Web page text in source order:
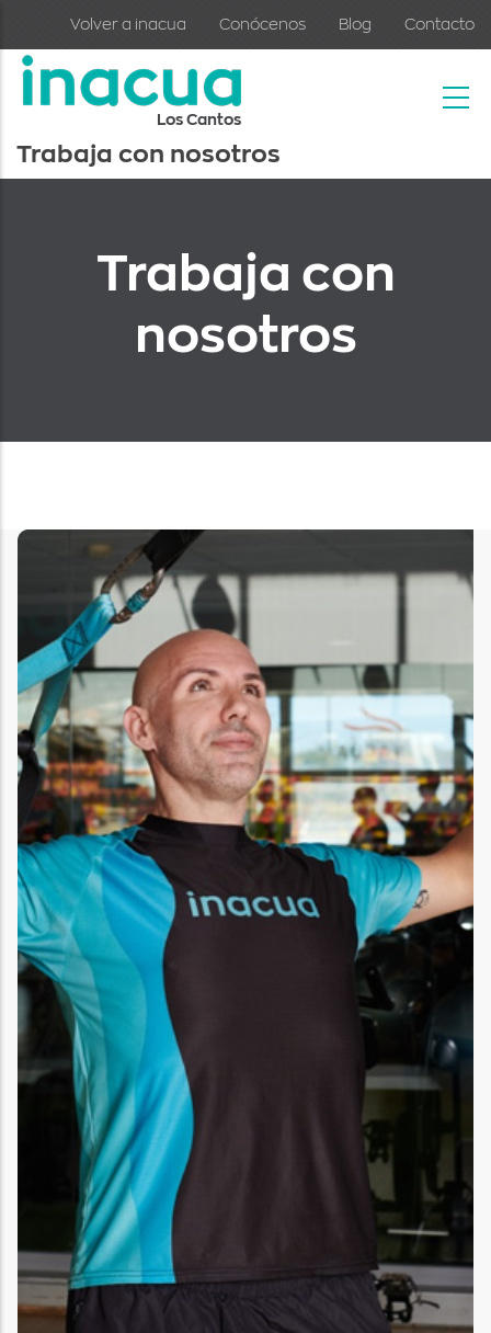
Skip to main content
Volver a inacua Conócenos Blog Contacto
Los Cantos
Trabaja con nosotros
Trabaja con
nosotros